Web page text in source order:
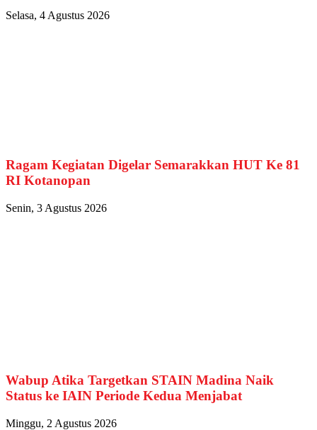
Selasa, 4 Agustus 2026
Ragam Kegiatan Digelar Semarakkan HUT Ke 81
RI Kotanopan
Senin, 3 Agustus 2026
Wabup Atika Targetkan STAIN Madina Naik
Status ke IAIN Periode Kedua Menjabat
Minggu, 2 Agustus 2026